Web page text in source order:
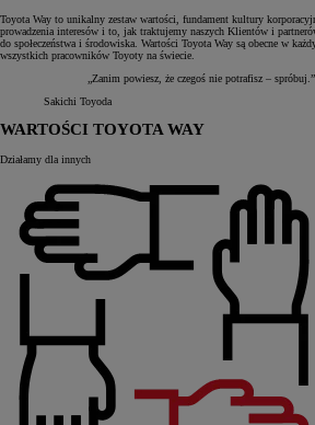
Toyota Way to unikalny zestaw wartości, fundament kultury
prowadzenia interesów i to, jak traktujemy naszych Klientów i
do społeczeństwa i środowiska. Wartości Toyota Way są obecne w
wszystkich pracowników Toyoty na świecie.
„Zanim powiesz, że czegoś nie potrafisz – spróbuj.”
Sakichi Toyoda
WARTOŚCI TOYOTA WAY
Działamy dla innych